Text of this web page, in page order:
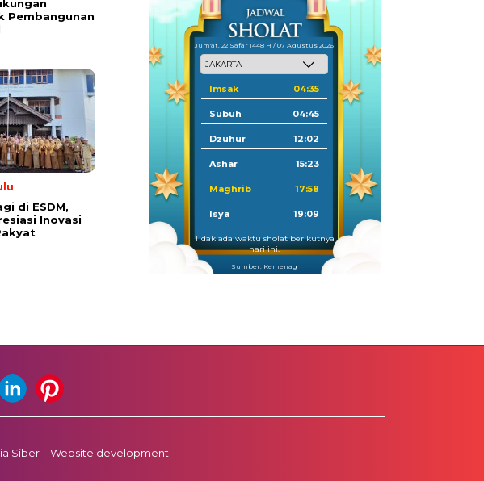
Pembangunan
di ESDM,
Inovasi
Jum'at, 22 Safar 1448 H / 07 Agustus 2026
Imsak 04:35
Subuh 04:45
Dzuhur 12:02
Ashar 15:23
Maghrib 17:58
Isya 19:09
Tidak ada waktu sholat berikutnya
hari ini.
Sumber: Kemenag
Siber Website development